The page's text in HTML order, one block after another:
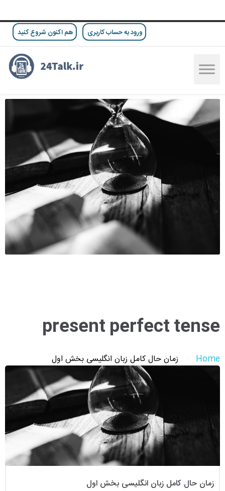
ورود به حساب کاربری هم اکنون شروع کنید
present perfect tense
Home زمان حال کامل زبان انگلیسی بخش اول
زمان حال کامل زبان انگلیسی بخش اول